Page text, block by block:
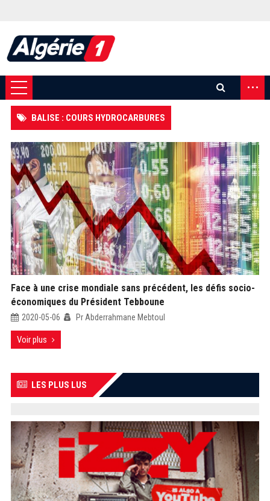
...
BALISE : COURS HYDROCARBURES
Face à une crise mondiale sans précédent, les défis socio-
économiques du Président Tebboune
2020-05-06 Pr Abderrahmane Mebtoul
Voir plus
LES PLUS LUS